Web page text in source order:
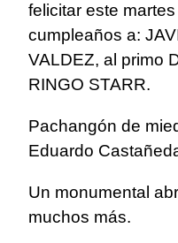
felicitar este
cumpleaños a:
VALDEZ, al primo
RINGO STARR.
Pachangón de
Eduardo
Un monumental
muchos más.